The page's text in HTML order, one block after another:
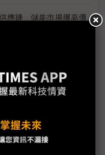
供應鏈 儲能市場爆高價
、柬埔寨與越南稀土投
AI與半導體供應鏈安